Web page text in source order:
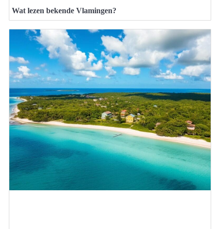
Wat lezen bekende Vlamingen?